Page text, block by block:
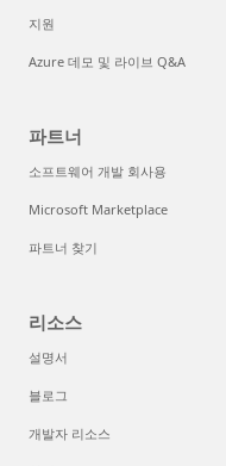
지원
Azure 데모 및 라이브 Q&A
파트너
소프트웨어 개발 회사용
Microsoft Marketplace
파트너 찾기
리소스
설명서
블로그
개발자 리소스